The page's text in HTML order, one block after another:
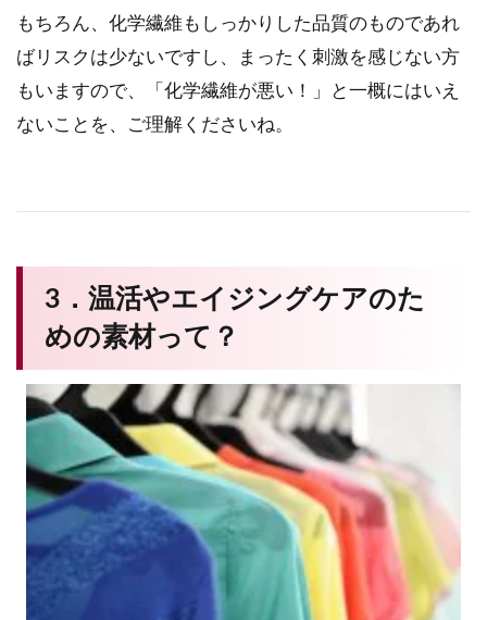
もちろん、化学繊維もしっかりした品質のものであれ
ばリスクは少ないですし、まったく刺激を感じない方
もいますので、「化学繊維が悪い！」と一概にはいえ
ないことを、ご理解くださいね。
3．温活やエイジングケアのた
めの素材って？